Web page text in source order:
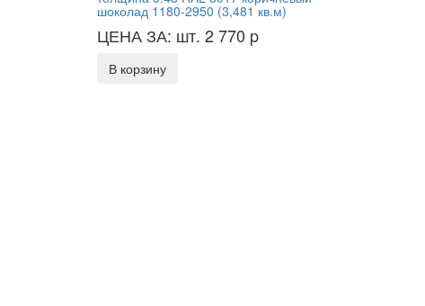
шоколад 1180-2950 (3,481 кв.м)
ЦЕНА ЗА: шт. 2 770 p
В корзину